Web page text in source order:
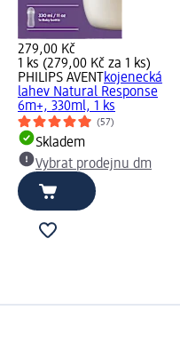
279,00 Kč
1 ks (279,00 Kč za 1 ks)
PHILIPS AVENT
kojenecká
lahev Natural Response
6m+, 330ml, 1 ks
(57)
Skladem
Vybrat prodejnu dm